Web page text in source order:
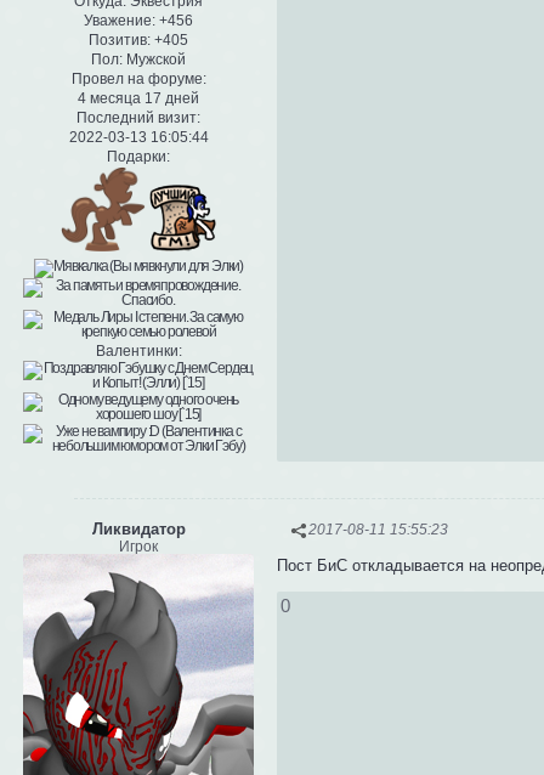
Уважение: +456
Позитив: +405
Пол: Мужской
Провел на форуме:
4 месяца 17 дней
Последний визит:
2022-03-13 16:05:44
Подарки:
Валентинки:
2017-08-11 15:55:23
Ликвидатор
Игрок
Пост БиС откладывается на
0